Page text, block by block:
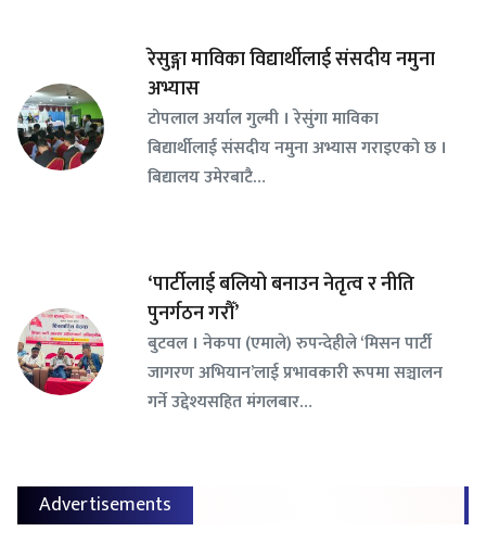
रेसुङ्गा माविका विद्यार्थीलाई संसदीय नमुना
अभ्यास
टोपलाल अर्याल गुल्मी । रेसुंगा माविका
बिद्यार्थीलाई संसदीय नमुना अभ्यास गराइएको छ ।
बिद्यालय उमेरबाटै…
‘पार्टीलाई बलियो बनाउन नेतृत्व र नीति
पुनर्गठन गरौँ’
बुटवल । नेकपा (एमाले) रुपन्देहीले ‘मिसन पार्टी
जागरण अभियान’लाई प्रभावकारी रूपमा सञ्चालन
गर्ने उद्देश्यसहित मंगलबार…
Advertisements